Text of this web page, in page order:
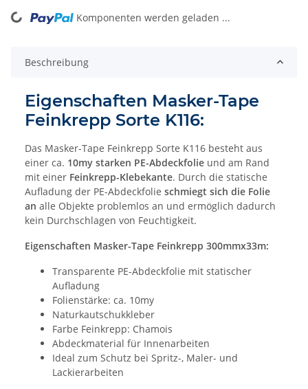
Komponenten werden geladen ...
Beschreibung
Eigenschaften Masker-Tape
Feinkrepp Sorte K116:
Das Masker-Tape Feinkrepp Sorte K116 besteht aus
einer ca. 10my starken PE-Abdeckfolie und am Rand
mit einer Feinkrepp-Klebekante. Durch die statische
Aufladung der PE-Abdeckfolie schmiegt sich die Folie
an alle Objekte problemlos an und ermöglich dadurch
kein Durchschlagen von Feuchtigkeit.
Eigenschaften Masker-Tape Feinkrepp 300mmx33m:
Transparente PE-Abdeckfolie mit statischer
Aufladung
Folienstärke: ca. 10my
Naturkautschukkleber
Farbe Feinkrepp: Chamois
Abdeckmaterial für Innenarbeiten
Ideal zum Schutz bei Spritz-, Maler- und
Lackierarbeiten